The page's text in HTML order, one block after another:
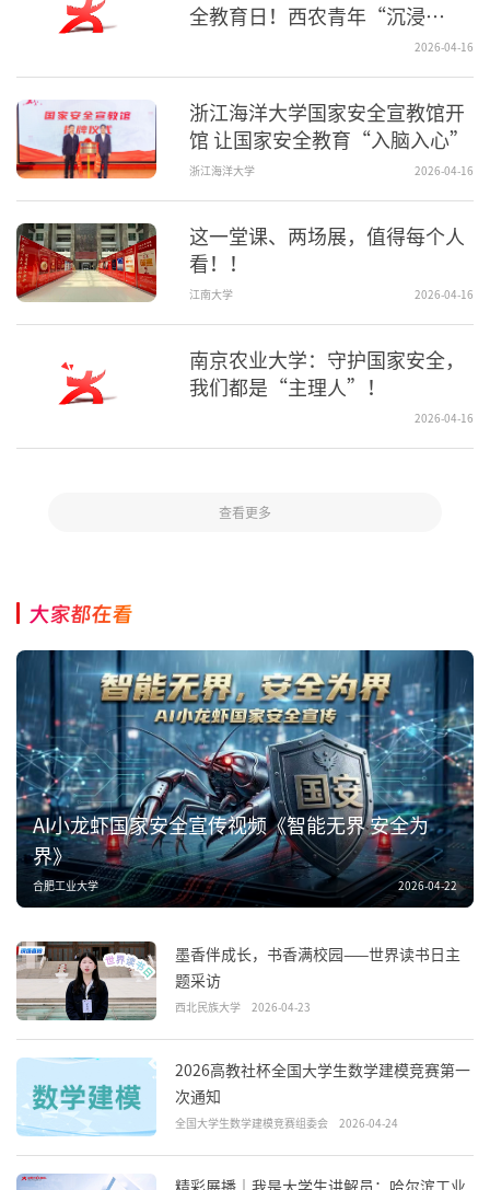
全教育日！西农青年“沉浸
2026-04-16
浙江海洋大学国家安全宣教馆开
馆 让国家安全教育“入脑入心”
浙江海洋大学 2026-04-16
这一堂课、两场展，值得每个人
看！！
江南大学 2026-04-16
南京农业大学：守护国家安全，
我们都是“主理人”！
2026-04-16
查看更多
大家都在看
AI小龙虾国家安全宣传视频《智能无界 安全为
界》
合肥工业大学 2026-04-22
墨香伴成长，书香满校园——世界读书日主
题采访
西北民族大学 2026-04-23
2026高教社杯全国大学生数学建模竞赛第一
次通知
全国大学生数学建模竞赛组委会 2026-04-24
精彩展播｜我是大学生讲解员：哈尔滨工业